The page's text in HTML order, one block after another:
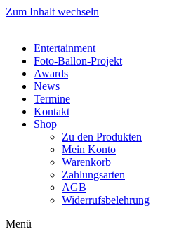
Zum Inhalt wechseln
Entertainment
Foto-Ballon-Projekt
Awards
News
Termine
Kontakt
Shop
Zu den Produkten
Mein Konto
Warenkorb
Zahlungsarten
AGB
Widerrufsbelehrung
Menü